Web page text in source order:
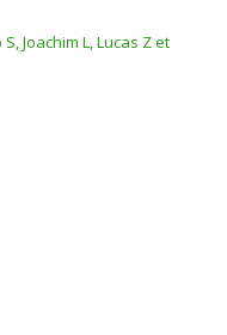
Joachim L, Lucas Z et